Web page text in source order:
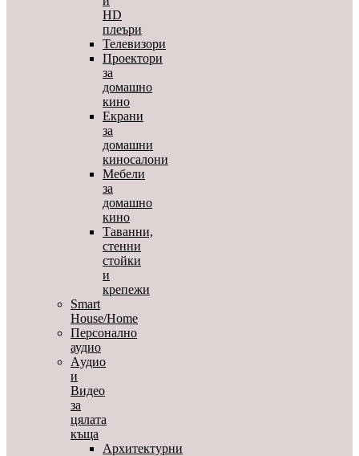
HD
плеъри
Телевизори
Проектори
за
домашно
кино
Екрани
за
домашни
киносалони
Мебели
за
домашно
кино
Таванни,
стенни
стойки
и
крепежи
Smart
House/Home
Персонално
аудио
Aудио
и
Видео
за
цялата
къща
Архитектурни